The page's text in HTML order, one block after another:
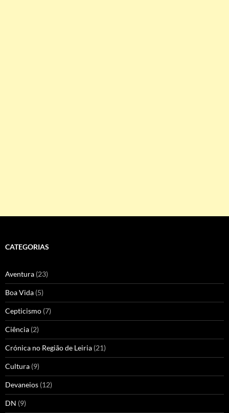
CATEGORIAS
Aventura (23)
Boa Vida (5)
Cepticismo (7)
Ciência (2)
Crónica no Região de Leiria (21)
Cultura (9)
Devaneios (12)
DN (9)